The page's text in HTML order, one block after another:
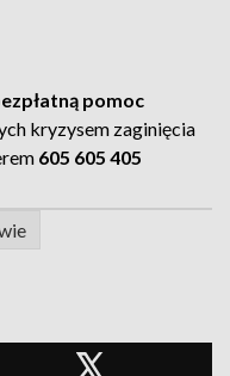
pomoc
kryzysem zaginięcia
605 605 405